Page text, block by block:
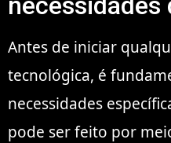
Antes de iniciar
tecnológica, é
necessidades
pode ser feito por